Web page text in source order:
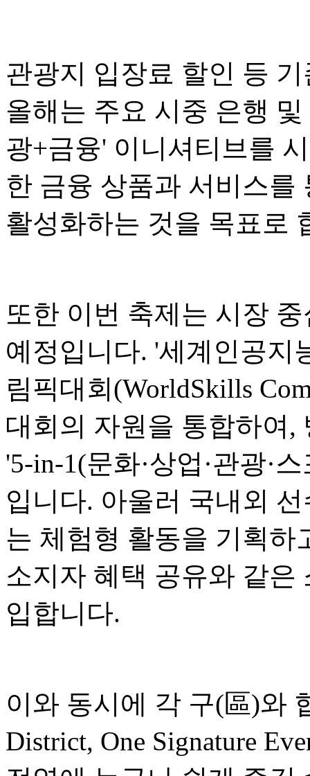
관광지 입장료 할인 등
올해는 주요 시중 은행
광+금융' 이니셔티브를
한 금융 상품과 서비스를
활성화하는 것을 목표로
또한 이번 축제는 시장
예정입니다. '세계인공지
림픽대회(WorldSkills
대회의 자원을 통합하여,
'5-in-1(문화·상업·관광·
입니다. 아울러 국내외
는 체험형 활동을 기획하
소지자 혜택 공유와 같은
입합니다.
이와 동시에 각 구(區)와
District, One Signature